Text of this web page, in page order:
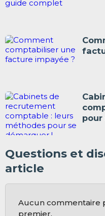
pour
Questions et
article
Aucun commentaire
premier.